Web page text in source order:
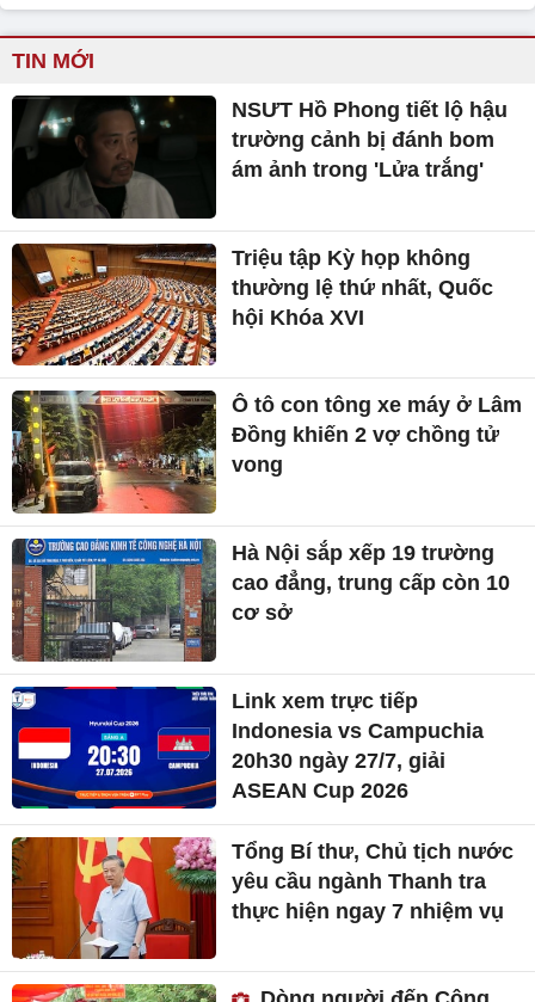
TIN MỚI
NSƯT Hồ Phong tiết lộ hậu
trường cảnh bị đánh bom
ám ảnh trong 'Lửa trắng'
Triệu tập Kỳ họp không
thường lệ thứ nhất, Quốc
hội Khóa XVI
Ô tô con tông xe máy ở Lâm
Đồng khiến 2 vợ chồng tử
vong
Hà Nội sắp xếp 19 trường
cao đẳng, trung cấp còn 10
cơ sở
Link xem trực tiếp
Indonesia vs Campuchia
20h30 ngày 27/7, giải
ASEAN Cup 2026
Tổng Bí thư, Chủ tịch nước
yêu cầu ngành Thanh tra
thực hiện ngay 7 nhiệm vụ